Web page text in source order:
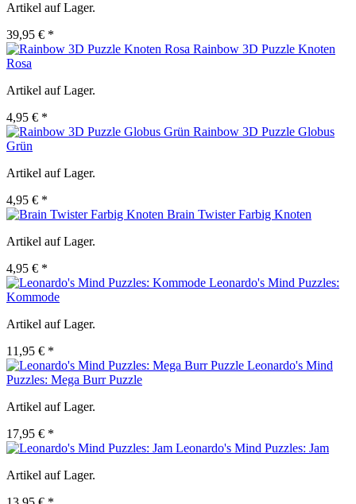
Artikel auf Lager.
39,95 € *
Rainbow 3D Puzzle Knoten
Rosa
Artikel auf Lager.
4,95 € *
Rainbow 3D Puzzle Globus
Grün
Artikel auf Lager.
4,95 € *
Brain Twister Farbig Knoten
Artikel auf Lager.
4,95 € *
Leonardo's Mind Puzzles:
Kommode
Artikel auf Lager.
11,95 € *
Leonardo's Mind
Puzzles: Mega Burr Puzzle
Artikel auf Lager.
17,95 € *
Leonardo's Mind Puzzles: Jam
Artikel auf Lager.